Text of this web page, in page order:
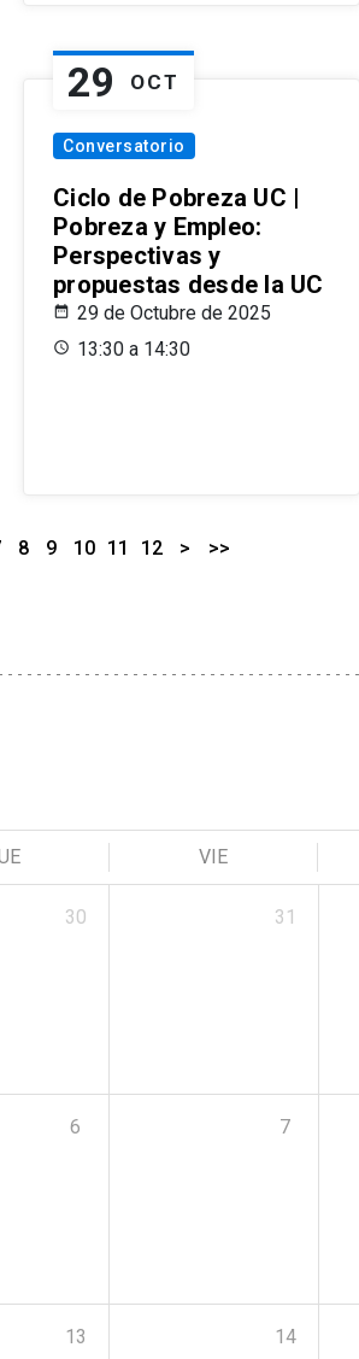
29 OCT
Conversatorio
Ciclo de Pobreza UC |
Pobreza y Empleo:
Perspectivas y
propuestas desde la UC
29 de Octubre de 2025
13:30 a 14:30
8 9 10 11 12 > >>
VIE
30 31
6 7
13 14